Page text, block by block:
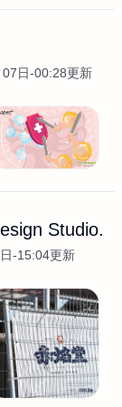
日-00:28更新
Studio.
-15:04更新